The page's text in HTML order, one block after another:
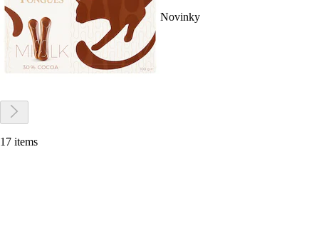
Novinky
17 items